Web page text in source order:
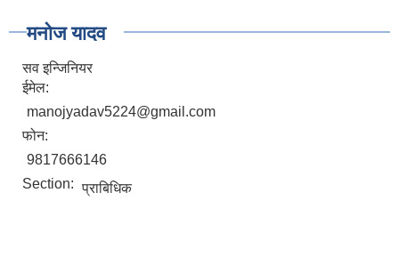
मनोज यादव
सव इन्जिनियर
ईमेल:
manojyadav5224@gmail.com
फोन:
9817666146
Section: प्राबिधिक